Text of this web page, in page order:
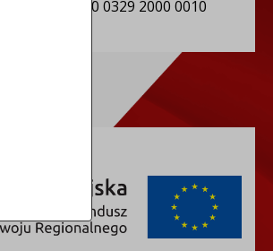
0003 0000 0329 2000 0010